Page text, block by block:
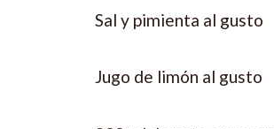
Sal y pimienta al gusto
Jugo de limón al gusto